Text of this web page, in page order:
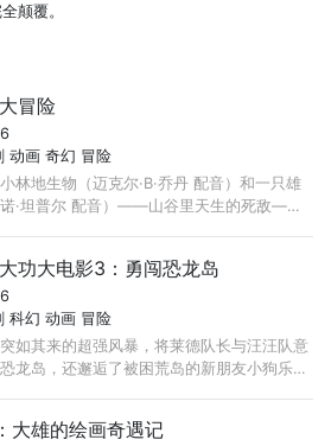
颠覆。
冒险
动画 奇幻 冒险
林地生物（迈克尔·B·乔丹 配音）和一只雄
诺·坦普尔 配音）——山谷里天生的死敌——
功大电影3：勇闯恐龙岛
科幻 动画 冒险
如其来的超强风暴，将莱德队长与汪汪队意
龙岛，还邂逅了被困荒岛的新朋友小狗乐
大雄的绘画奇遇记